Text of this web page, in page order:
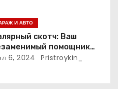
И АВТО
скотч: Ваш
помощник
ремонтных работах
6, 2024 Pristroykin_